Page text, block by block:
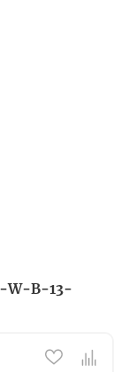
W-B-13-